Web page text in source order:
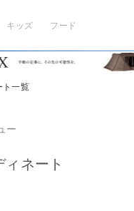
キッズ フード
ト一覧
ー
ィネート